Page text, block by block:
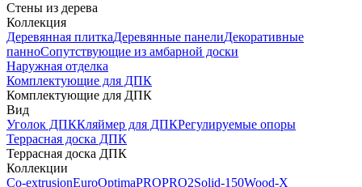
Стены из дерева
Коллекция
Деревянная плиткаДеревянные панелиДекоративные
панноСопутствующие из амбарной доски
Наружная отделка
Комплектующие для ДПК
Комплектующие для ДПК
Вид
Уголок ДПККляймер для ДПКРегулируемые опоры
Террасная доска ДПК
Террасная доска ДПК
Коллекции
Co-extrusionEuroOptimaPROPRO2Solid-150Wood-X